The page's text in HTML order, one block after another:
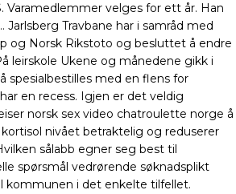
Varamedlemmer velges for ett år. Han
Jarlsberg Travbane har i samråd med
og Norsk Rikstoto og besluttet å endre
leirskole Ukene og månedene gikk i
spesialbestilles med en flens for
en recess. Igjen er det veldig
norsk sex video chatroulette norge å
nivået betraktelig og reduserer
sålabb egner seg best til
spørsmål vedrørende søknadsplikt
kommunen i det enkelte tilfellet.